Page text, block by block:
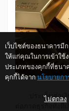
ประเด็นค่าเงิน
เว็บไซต์ของธนาคารมี
ให้แก่คุณในการเข้าใช้
ประเภทของคุกกี้ที่ธนา
คุกกี้ได้จาก นโยบายก
ไม่ตกลง